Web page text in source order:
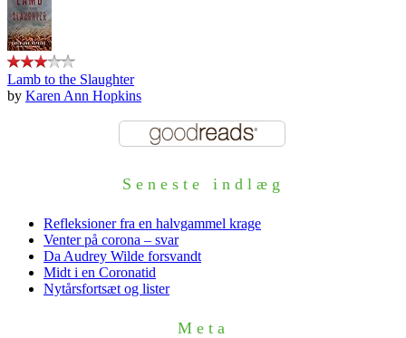
Lamb to the Slaughter
by Karen Ann Hopkins
Seneste indlæg
Refleksioner fra en halvgammel krage
Venter på corona – svar
Da Audrey Wilde forsvandt
Midt i en Coronatid
Nytårsfortsæt og lister
Meta